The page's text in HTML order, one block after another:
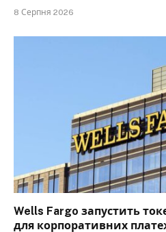
8 Серпня 2026
Wells Fargo запустить
для корпоративних